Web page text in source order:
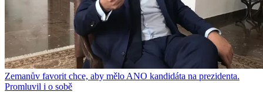
Zemanův favorit chce, aby mělo ANO kandidáta na prezidenta.
Promluvil i o sobě